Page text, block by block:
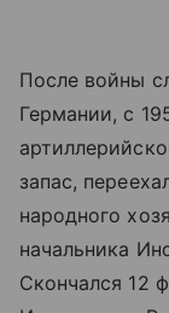
После войны
Германии, с
запас,
народного
начальника
Скончался 12